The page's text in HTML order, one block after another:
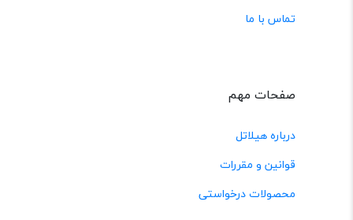
تماس با ما
صفحات مهم
درباره هیلاتل
قوانین و مقررات
محصولات درخواستی